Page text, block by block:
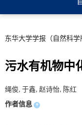
东华大学学报（自然科学
污水有机物中
绳俊, 于鑫, 赵诗怡, 陈红
作者信息 +